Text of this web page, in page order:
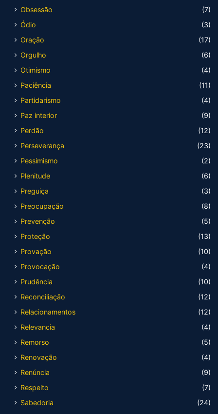
Obsessão
(7)
Ódio
(3)
Oração
(17)
Orgulho
(6)
Otimismo
(4)
Paciência
(11)
Partidarismo
(4)
Paz interior
(9)
Perdão
(12)
Perseverança
(23)
Pessimismo
(2)
Plenitude
(6)
Preguiça
(3)
Preocupação
(8)
Prevenção
(5)
Proteção
(13)
Provação
(10)
Provocação
(4)
Prudência
(10)
Reconciliação
(12)
Relacionamentos
(12)
Relevancia
(4)
Remorso
(5)
Renovação
(4)
Renúncia
(9)
Respeito
(7)
Sabedoria
(24)